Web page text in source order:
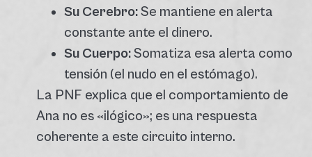
Su Cerebro:Se mantiene en alerta
constante ante el dinero.
Su Cuerpo:Somatiza esa alerta como
tensión (el nudo en el estómago).
La PNF explica que el comportamiento de
Ana no es «ilógico»; es una respuesta
coherente a este circuito interno.